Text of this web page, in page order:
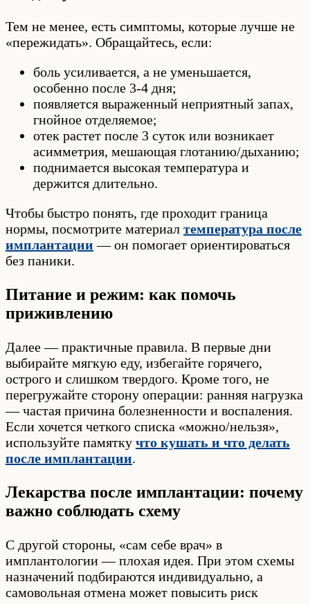
Тем не менее, есть симптомы, которые лучше не
«пережидать». Обращайтесь, если:
боль усиливается, а не уменьшается,
особенно после 3-4 дня;
появляется выраженный неприятный запах,
гнойное отделяемое;
отек растет после 3 суток или возникает
асимметрия, мешающая глотанию/дыханию;
поднимается высокая температура и
держится длительно.
Чтобы быстро понять, где проходит граница
нормы, посмотрите материал температура после
имплантации — он помогает ориентироваться
без паники.
Питание и режим: как помочь
приживлению
Далее — практичные правила. В первые дни
выбирайте мягкую еду, избегайте горячего,
острого и слишком твердого. Кроме того, не
перегружайте сторону операции: ранняя нагрузка
— частая причина болезненности и воспаления.
Если хочется четкого списка «можно/нельзя»,
используйте памятку что кушать и что делать
после имплантации.
Лекарства после имплантации: почему
важно соблюдать схему
С другой стороны, «сам себе врач» в
имплантологии — плохая идея. При этом схемы
назначений подбираются индивидуально, а
самовольная отмена может повысить риск